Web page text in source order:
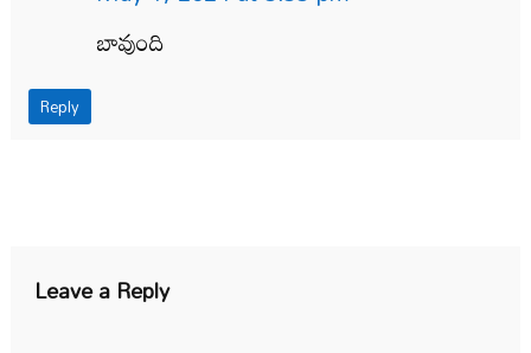
బావుంది
Reply
Leave a Reply